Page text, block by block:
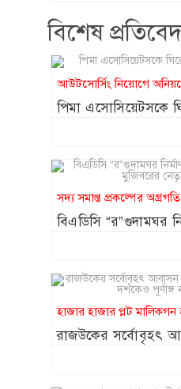
ফেসবুক-টিকটক
সন্তান ফিরে
১৪
কক্সবাজারে
সরকারকে
১৫
বোর্ডের স্থগিত
বিশেষ
আউটসোর্সিং নিয়োগে
পিমা এসোসিয়েটসকে
সদ্য সমাপ্ত প্রকল্পের
বিএডিসি “র”গুদামঘর
প্রকল্পের পিডি
হাজার হাজার প্লট মালিকগন
রাজউকের সর্বোবৃহৎ
নতুন শহর তিন দশকেও